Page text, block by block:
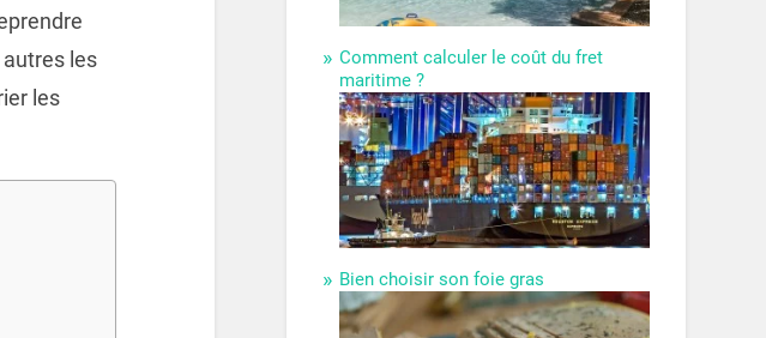
les
les
Comment calculer le coût du fret
maritime ?
Bien choisir son foie gras